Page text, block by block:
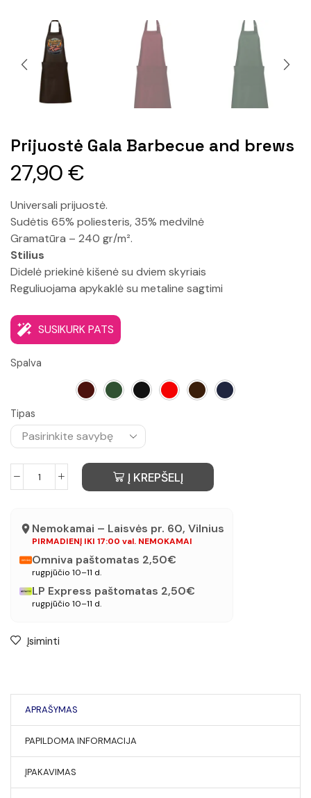
Prijuostė Gala Barbecue and brews
27,90€
Universali prijuostė.
Sudėtis 65% poliesteris, 35% medvilnė
Gramatūra – 240 gr/m².
Stilius
Didelė priekinė kišenė su dviem skyriais
Reguliuojama apykaklė su metaline sagtimi
SUSIKURK PATS
Spalva
Tipas
Į KREPŠELĮ
Nemokamai – Laisvės pr. 60, Vilnius
PIRMADIENĮ IKI 17:00 val. NEMOKAMAI
Omniva paštomatas 2,50€
rugpjūčio 10–11 d.
LP Express paštomatas 2,50€
rugpjūčio 10–11 d.
Įsiminti
APRAŠYMAS
PAPILDOMA INFORMACIJA
ĮPAKAVIMAS